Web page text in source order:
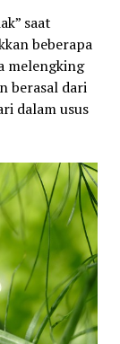
saat
beberapa
melengking
berasal dari
dalam usus